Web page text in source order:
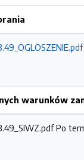
warunków
Po